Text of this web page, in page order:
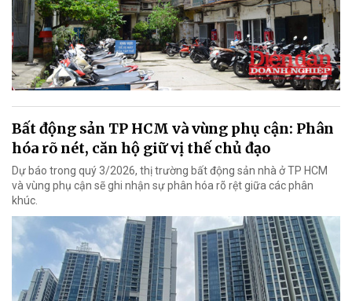
Bất động sản TP HCM và vùng phụ cận: Phân
hóa rõ nét, căn hộ giữ vị thế chủ đạo
Dự báo trong quý 3/2026, thị trường bất động sản nhà ở TP HCM
và vùng phụ cận sẽ ghi nhận sự phân hóa rõ rệt giữa các phân
khúc.